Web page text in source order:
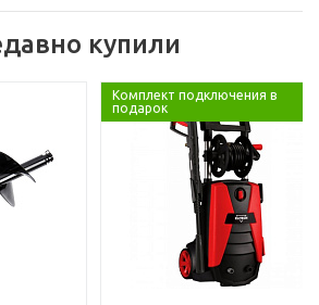
купили
Комплект подключения в
подарок